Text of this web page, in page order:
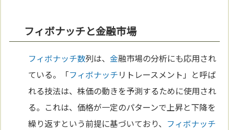
フィボナッチと金融市場
フィボナッチ数列は、金融市場の分析にも応用され
ている。「フィボナッチリトレースメント」と呼ば
れる技法は、株価の動きを予測するために使用され
る。これは、価格が一定のパターンで上昇と下降を
繰り返すという前提に基づいており、 フィボナッチ